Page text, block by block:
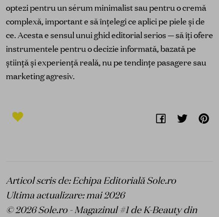
optezi pentru un sérum minimalist sau pentru o cremă
complexă, important e să înțelegi ce aplici pe piele și de
ce. Acesta e sensul unui ghid editorial serios — să îți ofere
instrumentele pentru o decizie informată, bazată pe
știință și experiență reală, nu pe tendințe pasagere sau
marketing agresiv.
Articol scris de: Echipa Editorială Sole.ro
Ultima actualizare: mai 2026
© 2026 Sole.ro - Magazinul #1 de K-Beauty din